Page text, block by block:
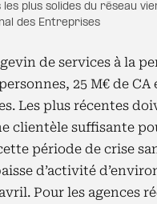
plus solides du réseau
des Entreprises
de services à la
25 M€ de
Les plus récentes
clientèle suffisante
période de crise
d’activité
Pour les agences